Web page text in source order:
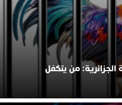
من يتكفل